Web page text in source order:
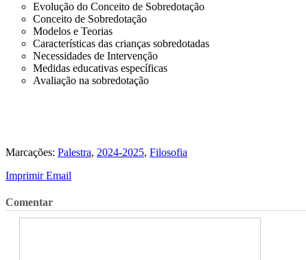
Evolução do Conceito de Sobredotação
Conceito de Sobredotação
Modelos e Teorias
Características das crianças sobredotadas
Necessidades de Intervenção
Medidas educativas específicas
Avaliação na sobredotação
Marcações: Palestra, 2024-2025, Filosofia
ImprimirEmail
Comentar